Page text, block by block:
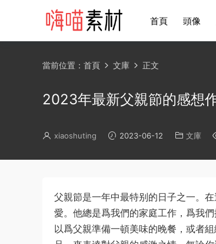
首頁 頭像
當前位置： 首頁 文庫 正文
2023年最新父親節的感想
xiaoshuting 2023-06-12 文庫
父親節是一年中最特别的日子之一。
愛。他總是爲我們的家庭工作，爲我
以爲父親準備一頓美味的晚餐，或者